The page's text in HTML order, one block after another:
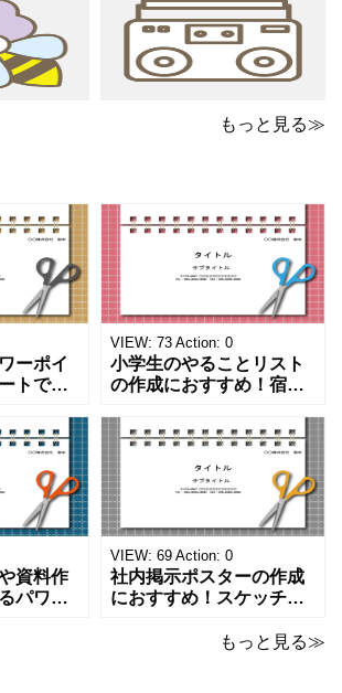
もっと見る≫
ーポイ
トで
トイラ
ます。
など簡
作成で
マット
具好き
ーを作
おす
VIEW: 73 Action: 0
小学生のやることリスト
の作成におすすめ！宿題
事をまとめたい時のフォ
ーマットにおすすめしま
す。 ノートタイプのフォ
ーマットで文字入れをし
やすく、壁に貼ってもか
わいいデザインです。お
子さんが見てもテンショ
ンが上がるテンプレ
資料作
パワー
VIEW: 69 Action: 0
社内掲示ポスターの作成
におすすめ！スケッチブ
なパワーポイントのテン
もっと見る≫